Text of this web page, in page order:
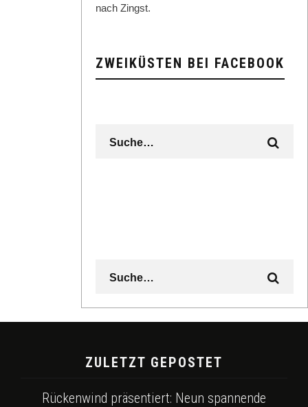
nach Zingst.
ZWEIKÜSTEN BEI FACEBOOK
ZULETZT GEPOSTET
Rückenwind präsentiert: Neun spannende